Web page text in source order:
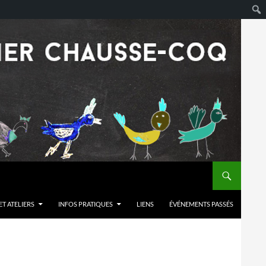
ATELIERS INFOS PRATIQUES LIENS ÉVÉNEMENTS PASSÉS